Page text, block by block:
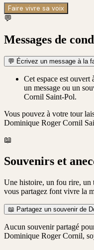
Faire vivre sa voix
💬
Messages de
💬 Écrivez un message à la
Cet espace est ouvert
un message ou un
Cornil Saint-Pol.
Vous pouvez à votre tour
Dominique Roger Cornil
📖
Souvenirs et
Une histoire, un fou rire,
vous partagez font vivre la
📖 Partagez un souvenir de
Aucun souvenir partagé
Dominique Roger Cornil,